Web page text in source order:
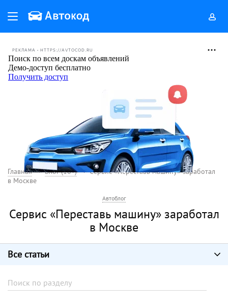
РЕКЛАМА • HTTPS://AVTOCOD.RU
Главная Блог (18+)
Сервис «Переставь машину» заработал
в Москве
Автоблог
Сервис «Переставь машину» заработал
в Москве
Все статьи